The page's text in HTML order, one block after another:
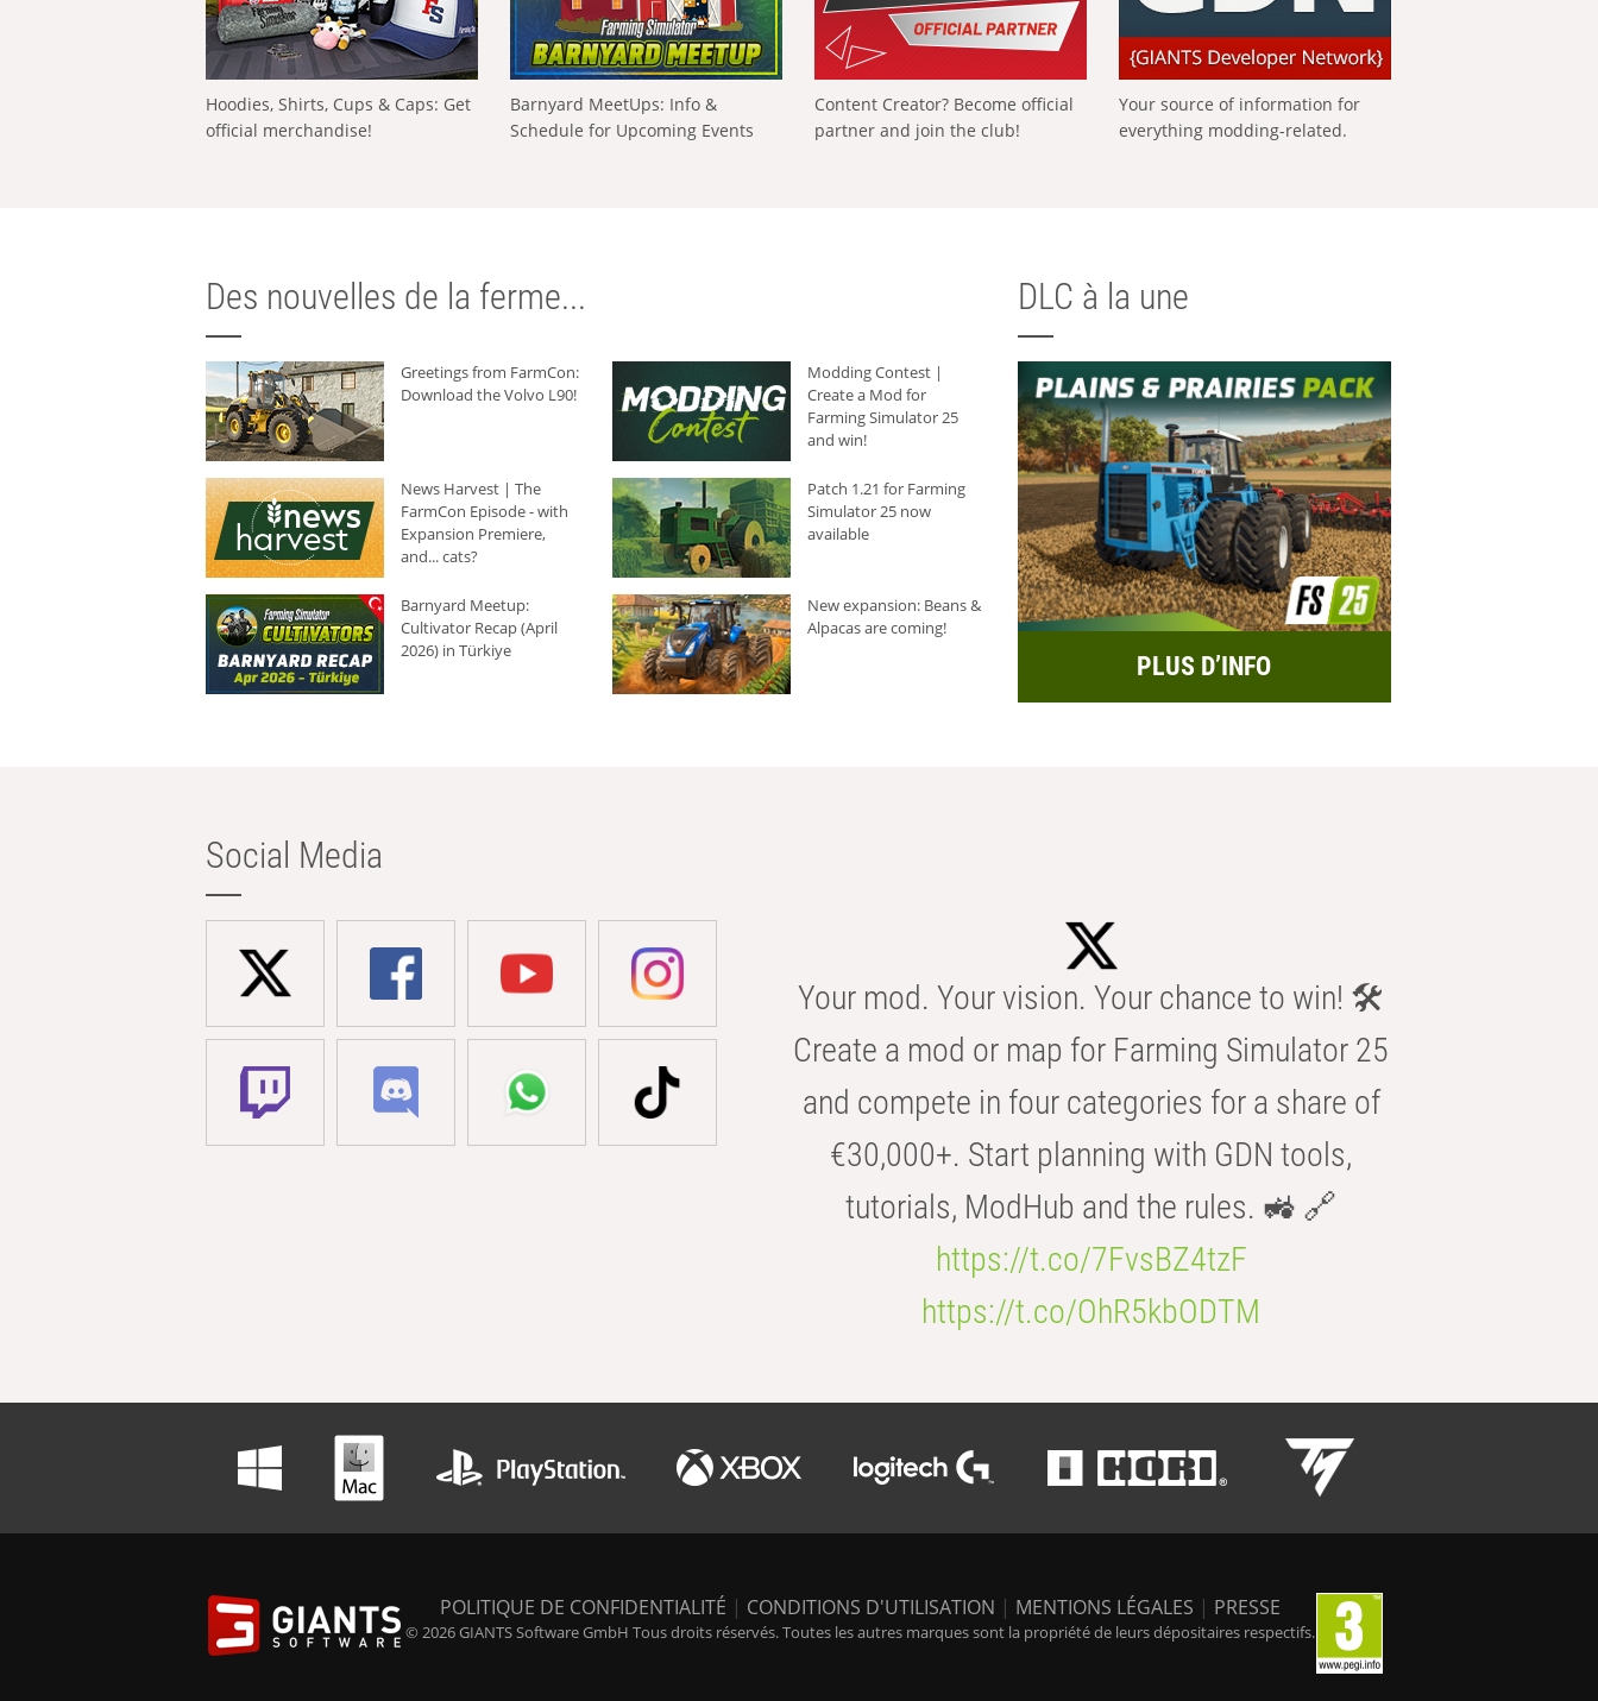
Hoodies, Shirts, Cups & Caps: Get
official merchandise!
Barnyard MeetUps: Info &
Schedule for Upcoming Events
Content Creator? Become official
partner and join the club!
Your source of information for
everything modding-related.
Des nouvelles de la ferme...
Greetings from FarmCon:
Download the Volvo L90!
Modding Contest |
Create a Mod for
Farming Simulator 25
and win!
News Harvest | The
FarmCon Episode - with
Expansion Premiere,
and... cats?
Patch 1.21 for Farming
Simulator 25 now
available
Barnyard Meetup:
Cultivator Recap (April
2026) in Türkiye
New expansion: Beans &
Alpacas are coming!
DLC à la une
PLUS D’INFO
Social Media
Your mod. Your vision. Your chance to win! 🛠️
Create a mod or map for Farming Simulator 25
and compete in four categories for a share of
€30,000+. Start planning with GDN tools,
tutorials, ModHub and the rules. 🚜 🔗
https://t.co/7FvsBZ4tzF
https://t.co/OhR5kbODTM
POLITIQUE DE CONFIDENTIALITÉ | CONDITIONS D'UTILISATION | MENTIONS LÉGALES | PRESSE
© 2026 GIANTS Software GmbH Tous droits réservés. Toutes les autres marques sont la propriété de leurs dépositaires respectifs.